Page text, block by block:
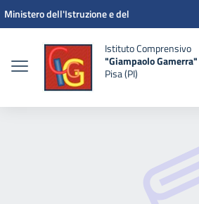
Vai ai contenuti
Vai al menu di navigazione
Vai al footer
Ministero dell'Istruzione e del
Istituto Comprensivo
"Giampaolo Gamerra"
Pisa (PI)